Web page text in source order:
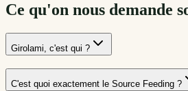
Ce qu'on nous demande
Girolami, c'est qui ?
C'est quoi exactement le Source Feeding ?